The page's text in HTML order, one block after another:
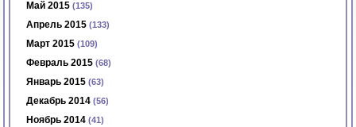
Май 2015 (135)
Апрель 2015 (133)
Март 2015 (109)
Февраль 2015 (68)
Январь 2015 (63)
Декабрь 2014 (56)
Ноябрь 2014 (41)